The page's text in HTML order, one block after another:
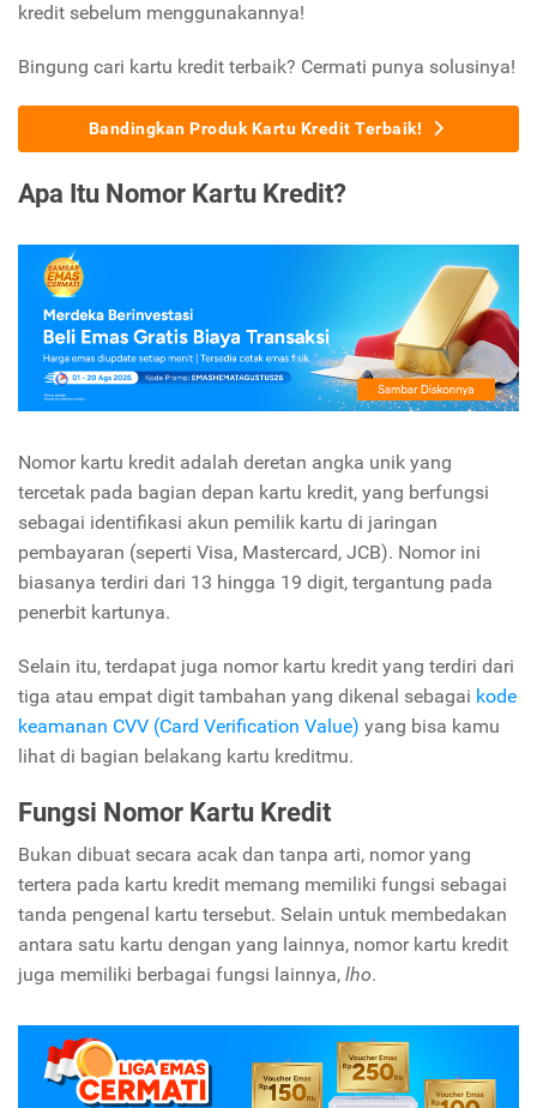
kredit sebelum menggunakannya!
Bingung cari kartu kredit terbaik? Cermati punya solusinya!
Bandingkan Produk Kartu Kredit Terbaik!
Apa Itu Nomor Kartu Kredit?
Nomor kartu kredit adalah deretan angka unik yang
tercetak pada bagian depan kartu kredit, yang berfungsi
sebagai identifikasi akun pemilik kartu di jaringan
pembayaran (seperti Visa, Mastercard, JCB). Nomor ini
biasanya terdiri dari 13 hingga 19 digit, tergantung pada
penerbit kartunya.
Selain itu, terdapat juga nomor kartu kredit yang terdiri dari
tiga atau empat digit tambahan yang dikenal sebagai kode
keamanan CVV (Card Verification Value) yang bisa kamu
lihat di bagian belakang kartu kreditmu.
Fungsi Nomor Kartu Kredit
Bukan dibuat secara acak dan tanpa arti, nomor yang
tertera pada kartu kredit memang memiliki fungsi sebagai
tanda pengenal kartu tersebut. Selain untuk membedakan
antara satu kartu dengan yang lainnya, nomor kartu kredit
juga memiliki berbagai fungsi lainnya, lho.